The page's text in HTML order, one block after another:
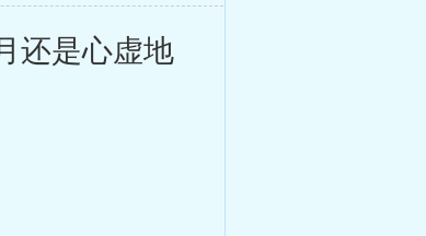
还是心虚地